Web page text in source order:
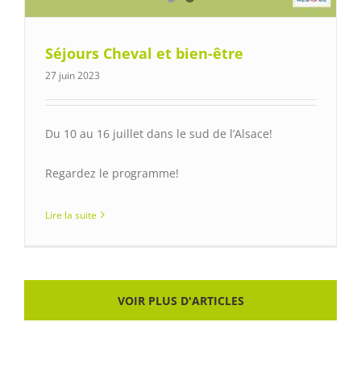
Séjours Cheval et bien-être
27 juin 2023
Du 10 au 16 juillet dans le sud de l’Alsace!
Regardez le programme!
Lire la suite
VOIR PLUS D'ARTICLES